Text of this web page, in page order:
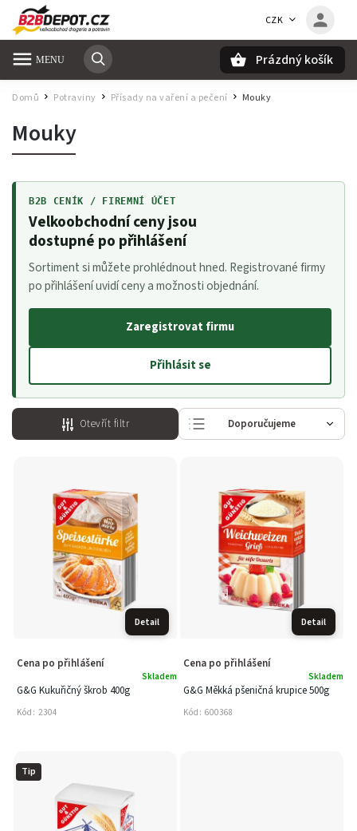
CZK
Prázdný košík
Domů / Potraviny Přísady na vaření a pečení Mouky
Mouky
B2B CENÍK / FIREMNÍ ÚČET
Velkoobchodní ceny jsou
dostupné po přihlášení
Sortiment si můžete prohlédnout hned. Registrované firmy
po přihlášení uvidí ceny a možnosti objednání.
Zaregistrovat firmu
Přihlásit se
Doporučujeme
Nejdražší
Nejprodávanější
Abecedně
Otevřít filtr
Detail
G&G Kukuřičný škrob 400g
Skladem
Cena po přihlášení
Kód: 2304
Detail
G&G Měkká pšeničná krupice 500g
Skladem
Cena po přihlášení
Kód: 600368
Tip